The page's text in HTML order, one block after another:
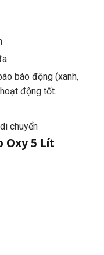
báo động (xanh,
động tốt.
chuyển
Oxy 5 Lít